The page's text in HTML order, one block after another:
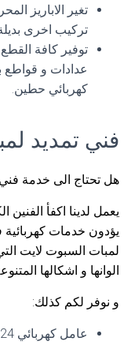
تغير الاباريز
تركيب اخرى
توفير كافة القطع
عدادات و قواطع
كهربائي حطين.
فني تمديد
هل تحتاج الى خدمة
يعمل لدينا اكفأ
يؤدون خدمات
لمبات السبوت لايت
الوانها و اشكالها
و نوفر لكم كذلك: